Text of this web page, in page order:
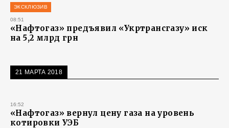
ЭКСКЛЮЗИВ
08:51
«Нафтогаз» предъявил «Укртрансгазу» иск
на 5,2 млрд грн
21 МАРТА 2018
16:52
«Нафтогаз» вернул цену газа на уровень
котировки УЭБ